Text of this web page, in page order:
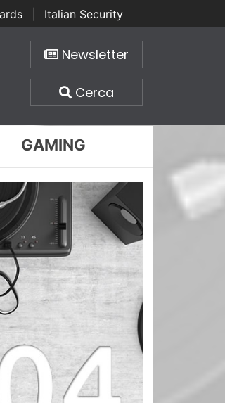
Italian Security
Newsletter
Cerca
GAMING